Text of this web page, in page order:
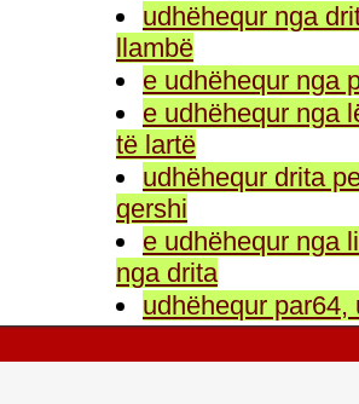
udhëhequr nga
llambë
e udhëhequr nga
e udhëhequr nga
të lartë
udhëhequr drita
qershi
e udhëhequr nga
nga drita
udhëhequr